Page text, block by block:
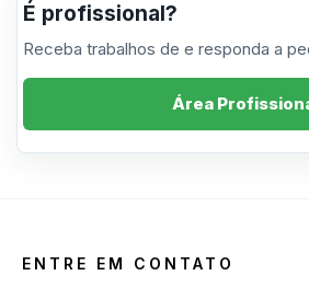
É profissional?
Receba trabalhos de e responda a
Área
ENTRE EM CONTATO